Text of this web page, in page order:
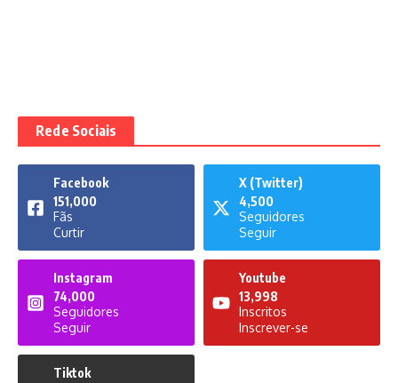
Rede Sociais
Facebook
151,000
Fãs
Curtir
X (Twitter)
4,500
Seguidores
Seguir
Instagram
74,000
Seguidores
Seguir
Youtube
13,998
Inscritos
Inscrever-se
Tiktok